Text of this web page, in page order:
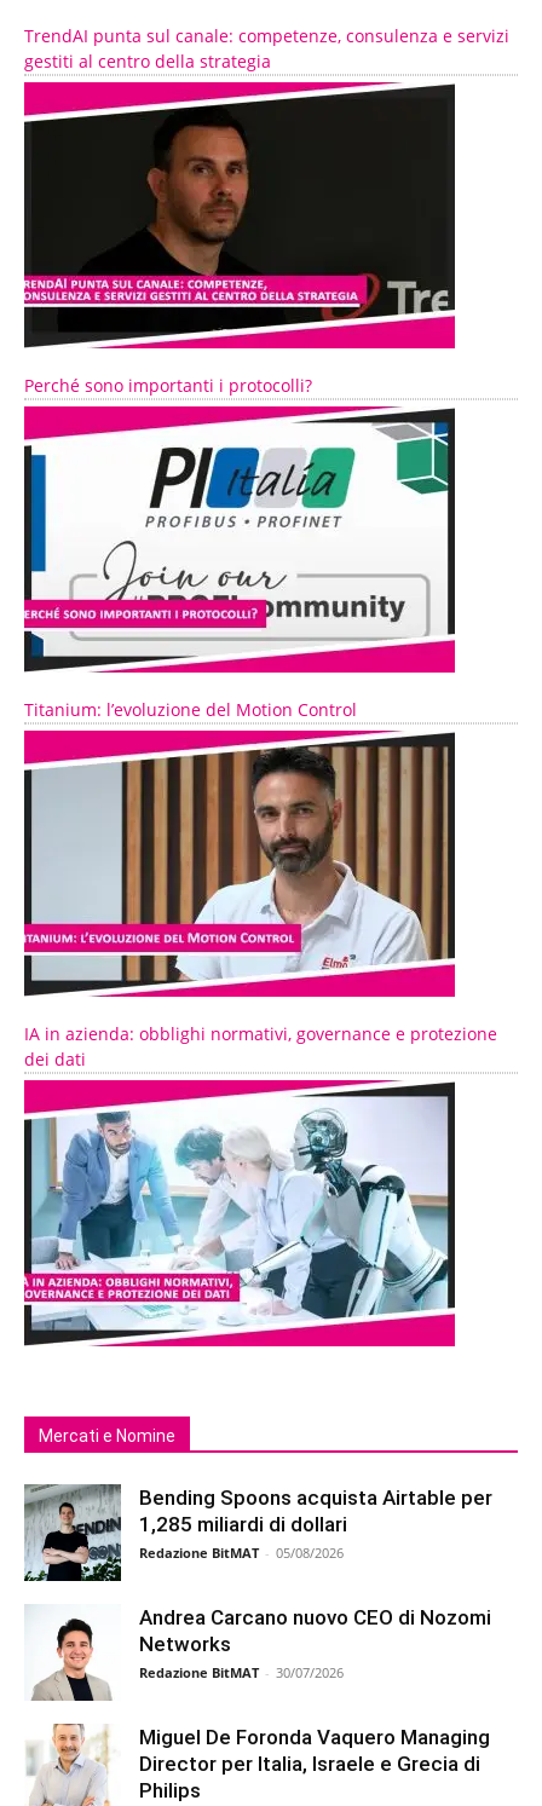
TrendAI punta sul canale: competenze, consulenza e servizi
gestiti al centro della strategia
Perché sono importanti i protocolli?
Titanium: l’evoluzione del Motion Control
IA in azienda: obblighi normativi, governance e protezione
dei dati
Mercati e Nomine
Bending Spoons acquista Airtable per
1,285 miliardi di dollari
Redazione BitMAT - 05/08/2026
Andrea Carcano nuovo CEO di Nozomi
Networks
Redazione BitMAT - 30/07/2026
Miguel De Foronda Vaquero Managing
Director per Italia, Israele e Grecia di
Philips